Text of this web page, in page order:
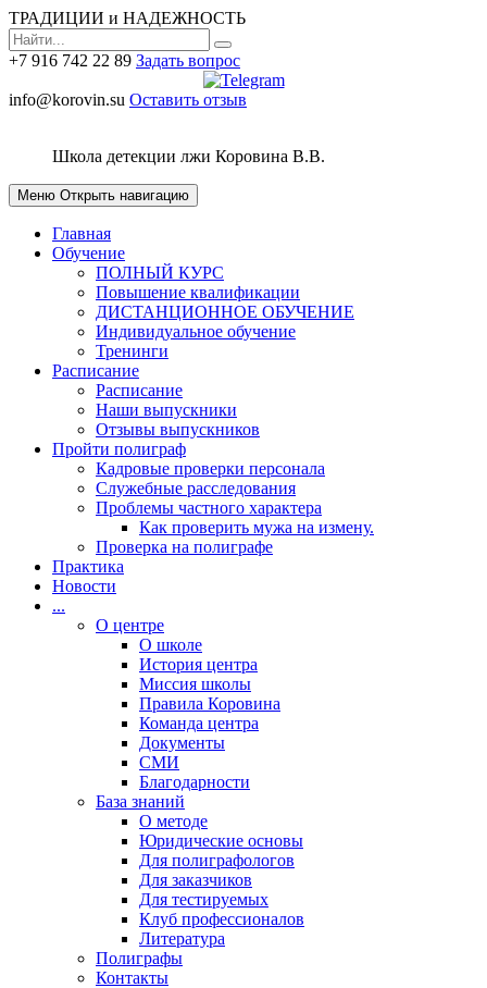
ТРАДИЦИИ и НАДЕЖНОСТЬ
+7 916 742 22 89 Задать вопрос
info@korovin.su Оставить отзыв
Школа детекции лжи Коровина В.В.
Меню Открыть навигацию
Главная
Обучение
ПОЛНЫЙ КУРС
Повышение квалификации
ДИСТАНЦИОННОЕ ОБУЧЕНИЕ
Индивидуальное обучение
Тренинги
Расписание
Расписание
Наши выпускники
Отзывы выпускников
Пройти полиграф
Кадровые проверки персонала
Cлужебные расследования
Проблемы частного характера
Как проверить мужа на измену.
Проверка на полиграфе
Практика
Новости
...
О центре
О школе
История центра
Миссия школы
Правила Коровина
Команда центра
Документы
СМИ
Благодарности
База знаний
О методе
Юридические основы
Для полиграфологов
Для заказчиков
Для тестируемых
Клуб профессионалов
Литература
Полиграфы
Контакты